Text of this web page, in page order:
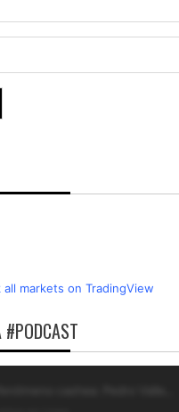
all markets on TradingView
#PODCAST